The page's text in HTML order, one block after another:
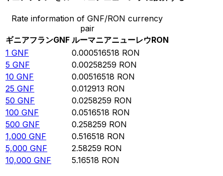
Rate information of GNF/RON currency
pair
ギニアフランGNF ルーマニアニューレウRON
1 GNF 0.000516518 RON
5 GNF 0.00258259 RON
10 GNF 0.00516518 RON
25 GNF 0.012913 RON
50 GNF 0.0258259 RON
100 GNF 0.0516518 RON
500 GNF 0.258259 RON
1,000 GNF 0.516518 RON
5,000 GNF 2.58259 RON
10,000 GNF 5.16518 RON